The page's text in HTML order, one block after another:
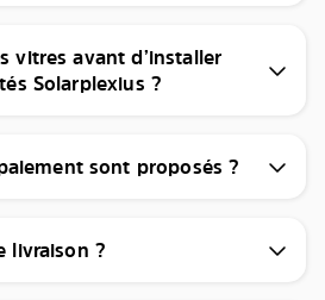
vitres avant d’installer
Solarplexius ?
sont proposés ?
livraison ?